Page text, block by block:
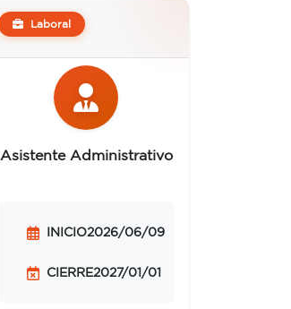
Laboral
Asistente Administrativo
INICIO2026/06/09
CIERRE2027/01/01